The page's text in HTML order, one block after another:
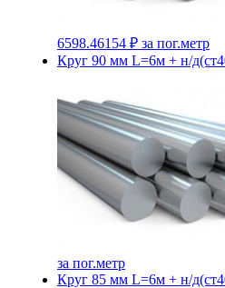
6598.46154 ₽ за пог.метр
Круг 90 мм L=6м + н/
за пог.метр
Круг 85 мм L=6м + н/